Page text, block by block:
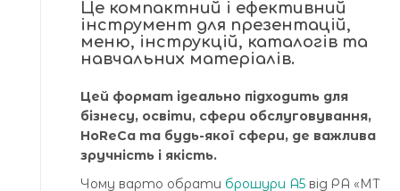
Це компактний і ефективний
інструмент для презентацій,
меню, інструкцій, каталогів та
навчальних матеріалів.
Цей формат ідеально підходить для
бізнесу, освіти, сфери обслуговування,
HoReCa та будь-якої сфери, де важлива
зручність і якість.
Чому варто обрати брошури А5 від РА «МТ